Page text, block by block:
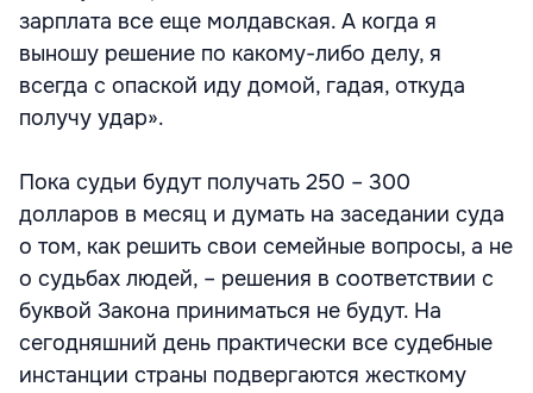
зарплата все еще молдавская. А когда я
выношу решение по какому-либо делу, я
всегда с опаской иду домой, гадая, откуда
получу удар».
Пока судьи будут получать 250 – 300
долларов в месяц и думать на заседании суда
о том, как решить свои семейные вопросы, а не
о судьбах людей, – решения в соответствии с
буквой Закона приниматься не будут. На
сегодняшний день практически все судебные
инстанции страны подвергаются жесткому